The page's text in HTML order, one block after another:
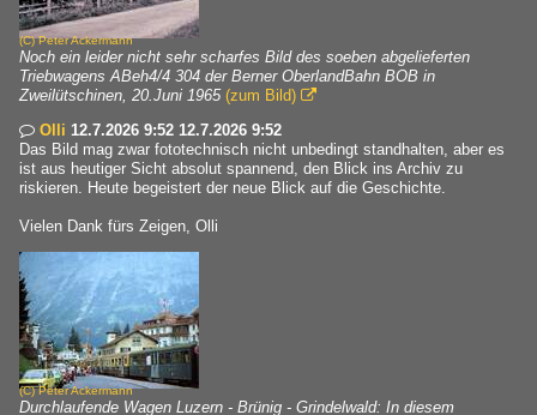
(C)Peter Ackermann
Noch ein leider nicht sehr scharfes Bild des soeben abgelieferten
Triebwagens ABeh4/4 304 der Berner OberlandBahn BOB in
Zweilütschinen, 20.Juni 1965 (zum Bild) 
 Olli 12.7.2026 9:52 12.7.2026 9:52
Das Bild mag zwar fototechnisch nicht unbedingt standhalten, aber es
ist aus heutiger Sicht absolut spannend, den Blick ins Archiv zu
riskieren. Heute begeistert der neue Blick auf die Geschichte.
Vielen Dank fürs Zeigen, Olli
(C)Peter Ackermann
Durchlaufende Wagen Luzern - Brünig - Grindelwald: In diesem